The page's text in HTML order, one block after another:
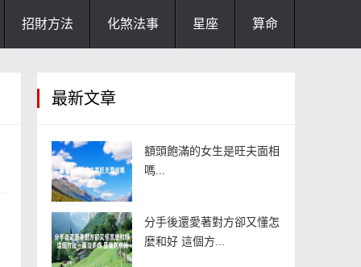
招財方法 化煞法事 星座 算命
最新文章
額頭飽滿的女生是旺夫面相
嗎...
分手後還愛著對方卻又懂怎
麼和好 這個方...